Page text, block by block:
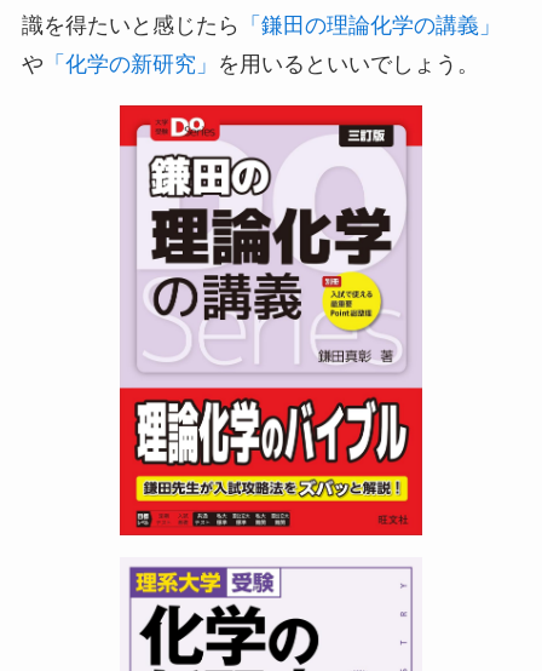
識を得たいと感じたら
「鎌田の理論化学の講義」
や 「化学の新研究」 を用いるといいでしょう。